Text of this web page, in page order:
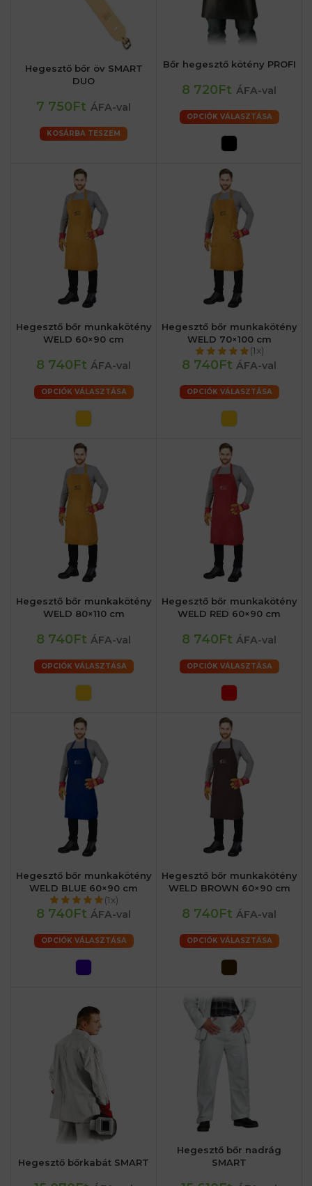
Hegesztő bőr öv SMART
DUO
7 750Ft ÁFA-val
KOSÁRBA TESZEM
Bőr hegesztő kötény PROFI
8 720Ft ÁFA-val
OPCIÓK VÁLASZTÁSA
Hegesztő bőr munkakötény
WELD 60×90 cm
8 740Ft ÁFA-val
OPCIÓK VÁLASZTÁSA
Hegesztő bőr munkakötény
WELD 70×100 cm
(1x)
8 740Ft ÁFA-val
OPCIÓK VÁLASZTÁSA
Hegesztő bőr munkakötény
WELD 80×110 cm
8 740Ft ÁFA-val
OPCIÓK VÁLASZTÁSA
Hegesztő bőr munkakötény
WELD RED 60×90 cm
8 740Ft ÁFA-val
OPCIÓK VÁLASZTÁSA
Hegesztő bőr munkakötény
WELD BLUE 60×90 cm
(1x)
8 740Ft ÁFA-val
OPCIÓK VÁLASZTÁSA
Hegesztő bőr munkakötény
WELD BROWN 60×90 cm
8 740Ft ÁFA-val
OPCIÓK VÁLASZTÁSA
Hegesztő bőrkabát SMART
Hegesztő bőr nadrág
SMART